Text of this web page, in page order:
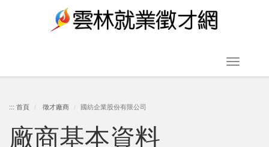
容
Toggle
::: 首頁 徵才廠商 國紡企業股份有限公司
廠商基本資料